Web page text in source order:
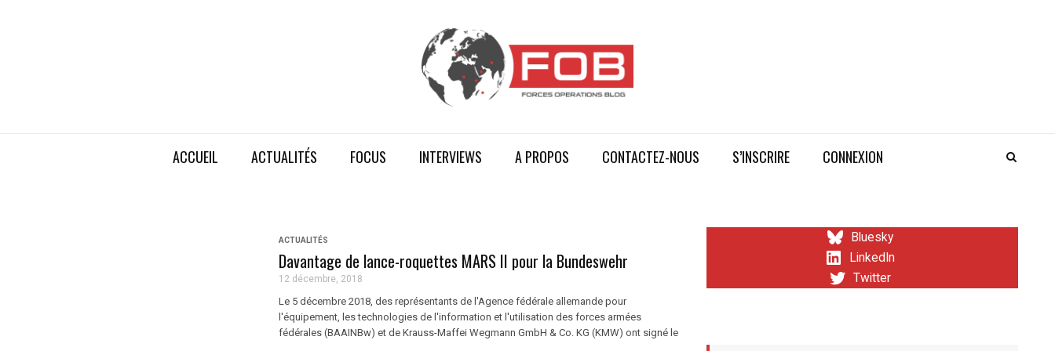
ACCUEIL ACTUALITÉS FOCUS INTERVIEWS A PROPOS CONTACTEZ-NOUS S’INSCRIRE CONNEXION
ACTUALITÉS
Davantage de lance-roquettes MARS II pour la Bundeswehr
12 décembre, 2018
Le 5 décembre 2018, des représentants de l'Agence fédérale allemande pour
l'équipement, les technologies de l'information et l'utilisation des forces armées
fédérales (BAAINBw) et de Krauss-Maffei Wegmann GmbH & Co. KG (KMW) ont signé le
...
Bluesky
LinkedIn
Twitter